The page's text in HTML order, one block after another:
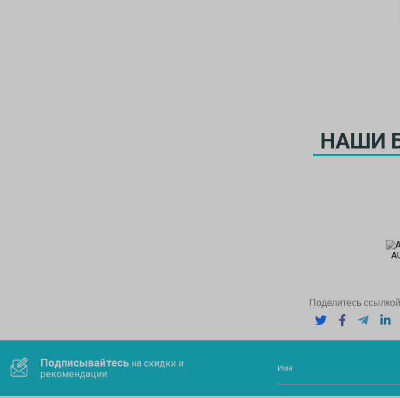
НАШИ
Поделитесь
Подписывайтесьна скидки и
рекомендации:
Имя